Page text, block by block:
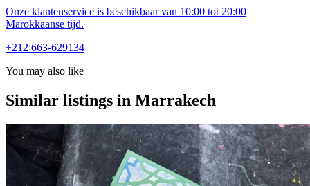
Onze klantenservice is beschikbaar van 10:00 tot 20:00
Marokkaanse tijd.
+212 663-629134
You may also like
Similar listings in Marrakech